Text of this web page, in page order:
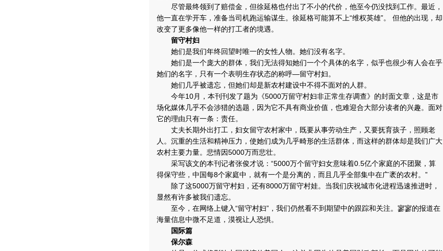
尽管最终领到了赔偿金，但徐延格也付出了不小的代价，他至今仍没找到工作。最近，
他一直在学开车，准备当司机跑运输谋生。徐延格可能算不上“维权英雄”。 但他的出现，却
改变了更多像他一样的打工者的境遇。
留守村妇
她们是我们年终回望时唯一的女性人物。她们没有名字。
她们是一个庞大的群体，我们无法得知她们一个个具体的名字，似乎也很少有人会在乎
她们的名字，只有一个表明生存状态的称呼—留守村妇。
她们几乎被遗忘，但她们却是新农村建设中不得不面对的人群。
今年10月，本刊刊发了题为《5000万留守村妇非正常生存调查》的封面文章，这是市
场化媒体几乎不会涉猎的选题，因为它不具有商业价值，也难迎合大部分读者的兴趣。面对
它的理由只有一条：责任。
丈夫长期外出打工，妇女留守农村家中，既要从事劳动生产，又要抚育孩子，照顾老
人。沉重的生活和精神压力，使她们成为几乎畸形的生活群体，而这样的群体却是我们广大
农村主要力量。悲情因5000万而悲壮。
采写该文的本刊记者张俊才说：“5000万个留守妇女意味着0.5亿个家庭的不团聚，算
得保守些，中国每8个家庭中，就有一个是分离的，而且几乎全部集中在广袤的农村。”
除了这5000万留守村妇，还有8000万留守村娃。当我们庆祝城市化进程迅速推进时，
显然有许多被我们遗忘。
至今，在网络上键入“留守村妇”，我们仍然看不到期望中的跟踪和关注。寥寥的报道在
海量信息中微不足道，漠视让人恐惧。
国际篇
保尔森